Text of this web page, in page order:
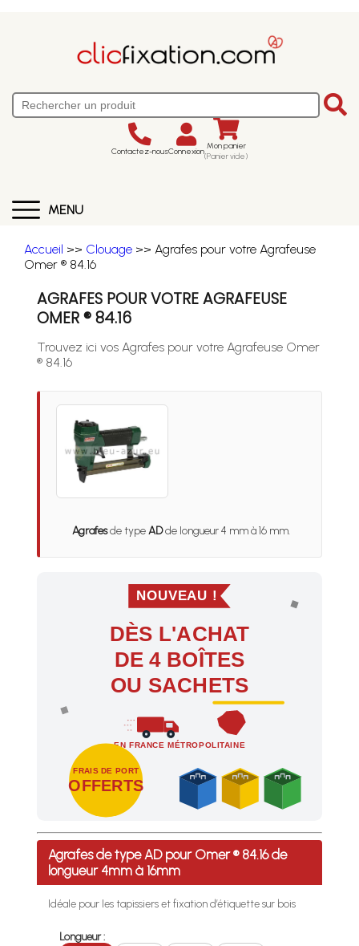
Contactez-nousConnexion Mon panier
(Panier vide)
MENU
Accueil >> Clouage >> Agrafes pour votre Agrafeuse
Omer ® 84.16
AGRAFES POUR VOTRE AGRAFEUSE
OMER ® 84.16
Trouvez ici vos Agrafes pour votre Agrafeuse Omer
® 84.16
Agrafesde typeADde longueur 4 mm à 16 mm.
NOUVEAU !
DÈS L'ACHAT
DE 4 BOÎTES
OU SACHETS
EN FRANCE MÉTROPOLITAINE
FRAIS DE PORT
OFFERTS
Profitez des Frais de port offerts en France
Agrafes de type AD pour Omer ® 84.16 de
longueur 4mm à 16mm
Idéale pour les tapissiers et fixation d’étiquette sur bois
Longueur :